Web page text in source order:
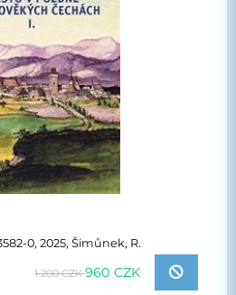
0, 2025, Šimůnek, R.
1 200 CZK960 CZK